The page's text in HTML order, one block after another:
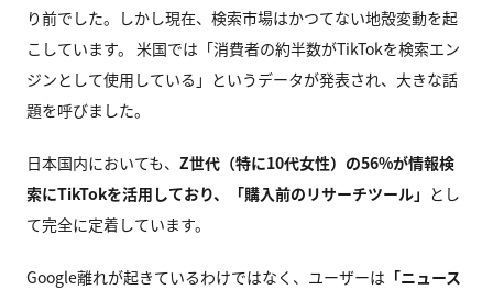
り前でした。しかし現在、検索市場はかつてない地殻変動を起
こしています。 米国では「消費者の約半数がTikTokを検索エン
ジンとして使用している」というデータが発表され、大きな話
題を呼びました。
日本国内においても、 Z世代（特に10代女性）の56%が情報検
索にTikTokを活用しており、「購入前のリサーチツール」 とし
て完全に定着しています。
Google離れが起きているわけではなく、ユーザーは 「ニュース